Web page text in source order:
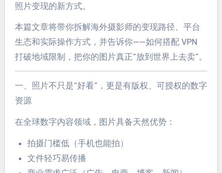
照片变现的新方式。
本篇文章将带你拆解海外摄影师的变现路径、平台
生态和实际操作方式，并告诉你——如何搭配 VPN
打破地域限制，把你的图片真正“放到世界上去卖”。
一、照片不只是“好看”，更是有版权、可授权的数字
资源
在全球数字内容领域，图片具备天然优势：
拍摄门槛低（手机也能拍）
文件轻巧易传播